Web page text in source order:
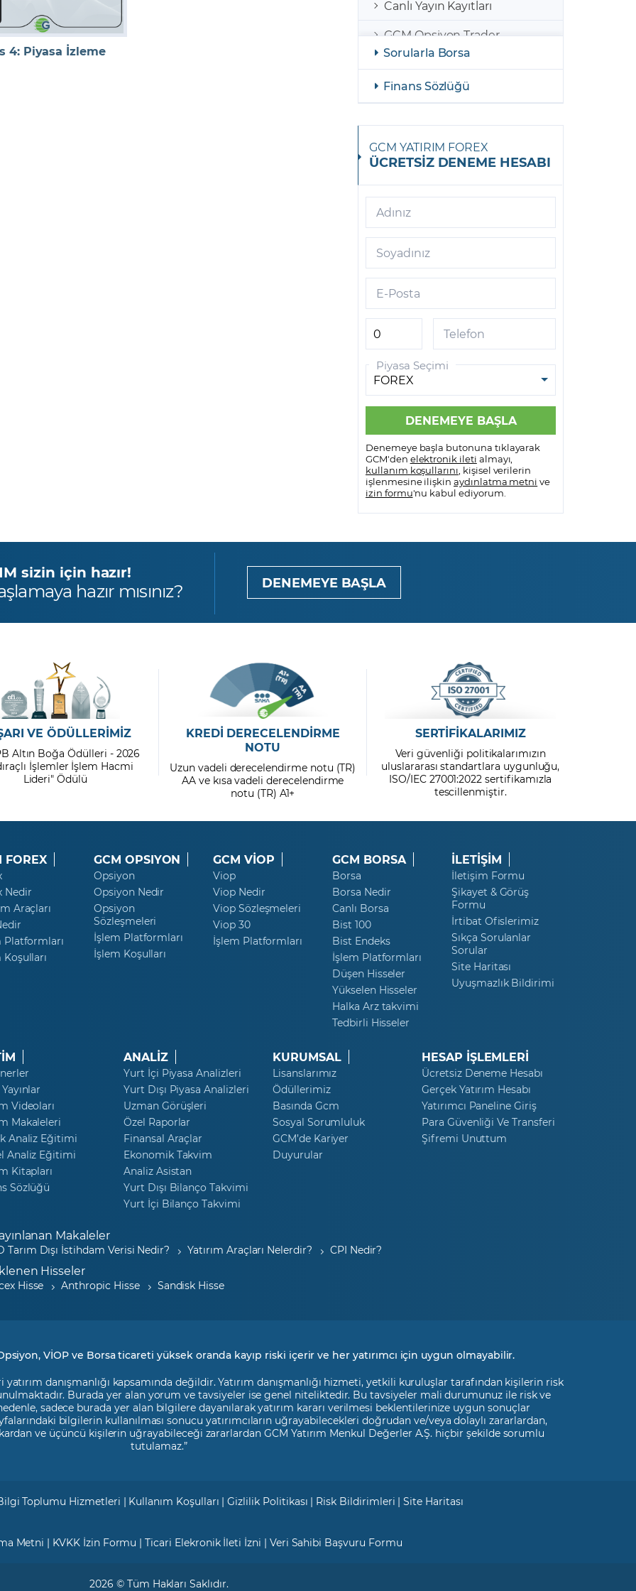
4: Piyasa İzleme
Canlı Yayın Kayıtları
GCM Opsiyon Trader
GCM Opsiyon Meta Trader 5
Android
GCM Borsa Trader Mobil
GCM Opsiyon Meta Trader 5
iOS
GCM Trader
GCM Meta Trader4
GCM Trader Mobile
GCM VİOP Meta Trader 5
Android
GCM VİOP Meta Trader 5 IOS
Sorularla Borsa
Finans Sözlüğü
GCM YATIRIM FOREX
ÜCRETSİZ DENEME HESABI
Adınız
Soyadınız
E-Posta
Telefon
Piyasa Seçimi
Denemeye başla butonuna tıklayarak
GCM'den elektronik ileti almayı,
kullanım koşullarını , kişisel verilerin
işlenmesine ilişkin aydınlatma metni ve
izin formu'nu kabul ediyorum.
sizin için hazır!
hazır mısınız? DENEMEYE BAŞLA
VE ÖDÜLLERİMİZ
Altın Boğa Ödülleri - 2026
İşlemler İşlem Hacmi
Lideri" Ödülü
KREDİ DERECELENDİRME
NOTU
Uzun vadeli derecelendirme notu (TR)
AA ve kısa vadeli derecelendirme
notu (TR) A1+
SERTİFİKALARIMIZ
Veri güvenliği politikalarımızın
uluslararası standartlara uygunluğu,
ISO/IEC 27001:2022 sertifikamızla
tescillenmiştir.
FOREX
Nedir
Araçları
Platformları
GCM OPSIYON
Opsiyon
Opsiyon Nedir
Opsiyon
Sözleşmeleri
İşlem Platformları
İşlem Koşulları
GCM VİOP
Viop
Viop Nedir
Viop Sözleşmeleri
Viop 30
İşlem Platformları
GCM BORSA
Borsa
Borsa Nedir
Canlı Borsa
Bist 100
Bist Endeks
İşlem Platformları
Düşen Hisseler
Yükselen Hisseler
Halka Arz takvimi
Tedbirli Hisseler
İLETİŞİM
İletişim Formu
Şikayet & Görüş
Formu
İrtibat Ofislerimiz
Sıkça Sorulanlar
Sorular
Site Haritası
Uyuşmazlık Bildirimi
Videoları
Makaleleri
Analiz Eğitimi
Analiz Eğitimi
Kitapları
Sözlüğü
ANALİZ
Yurt İçi Piyasa Analizleri
Yurt Dışı Piyasa Analizleri
Uzman Görüşleri
Özel Raporlar
Finansal Araçlar
Ekonomik Takvim
Analiz Asistan
Yurt Dışı Bilanço Takvimi
Yurt İçi Bilanço Takvimi
KURUMSAL
Lisanslarımız
Ödüllerimiz
Basında Gcm
Sosyal Sorumluluk
GCM’de Kariyer
Duyurular
HESAP İŞLEMLERİ
Ücretsiz Deneme Hesabı
Gerçek Yatırım Hesabı
Yatırımcı Paneline Giriş
Para Güvenliği Ve Transferi
Şifremi Unuttum
Makaleler
Tarım Dışı İstihdam Verisi Nedir? Yatırım Araçları Nelerdir? CPI Nedir?
Hisseler
Hisse Anthropic Hisse Sandisk Hisse
VİOP ve Borsa ticareti yüksek oranda kayıp riski içerir ve her yatırımcı için uygun olmayabilir.
danışmanlığı kapsamında değildir. Yatırım danışmanlığı hizmeti, yetkili kuruluşlar tarafından kişilerin risk
Burada yer alan yorum ve tavsiyeler ise genel niteliktedir. Bu tavsiyeler mali durumunuz ile risk ve
sadece burada yer alan bilgilere dayanılarak yatırım kararı verilmesi beklentilerinize uygun sonuçlar
bilgilerin kullanılması sonucu yatırımcıların uğrayabilecekleri doğrudan ve/veya dolaylı zararlardan,
ve üçüncü kişilerin uğrayabileceği zararlardan GCM Yatırım Menkul Değerler A.Ş. hiçbir şekilde sorumlu
tutulamaz.”
Toplumu Hizmetleri | Kullanım Koşulları |Gizlilik Politikası | Risk Bildirimleri |Site Haritası
Metni | KVKK İzin Formu |Ticari Elekronik İleti İzni | Veri Sahibi Başvuru Formu
2026 © Tüm Hakları Saklıdır.